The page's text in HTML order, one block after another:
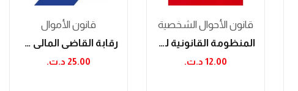
قانون الأموال
رقابة القاضي المالي على النفقات العمومية
25.00 د.ت.‏
قانون الأحوال الشخصية
المنظومة القانونية لحقوق الطفل
12.00 د.ت.‏